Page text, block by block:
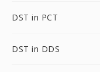
DST in PCT
DST in DDS